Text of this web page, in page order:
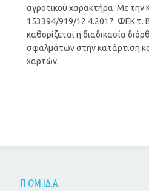
αγροτικού χαρακτήρα. Με την
153394/919/12.4.2017 ΦΕΚ τ.
καθορίζεται η διαδικασία
σφαλμάτων στην κατάρτιση
χαρτών.
Π.ΟΜ.ΙΔ.Α.